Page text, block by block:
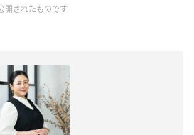
開されたものです